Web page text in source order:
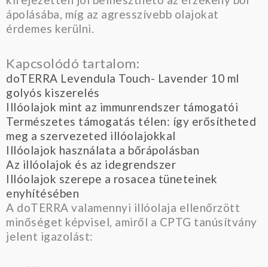
ápolásába, míg az agresszívebb olajokat
érdemes kerülni.
Kapcsolódó tartalom:
doTERRA Levendula Touch- Lavender 10 ml
golyós kiszerelés
Illóolajok mint az immunrendszer támogatói
Természetes támogatás télen: így erősítheted
meg a szervezeted illóolajokkal
Illóolajok használata a bőrápolásban
Az illóolajok és az idegrendszer
Illóolajok szerepe a rosacea tüneteinek
enyhítésében
A doTERRA valamennyi illóolaja ellenőrzött
minőséget képvisel, amiről a CPTG tanúsítvány
jelent igazolást: